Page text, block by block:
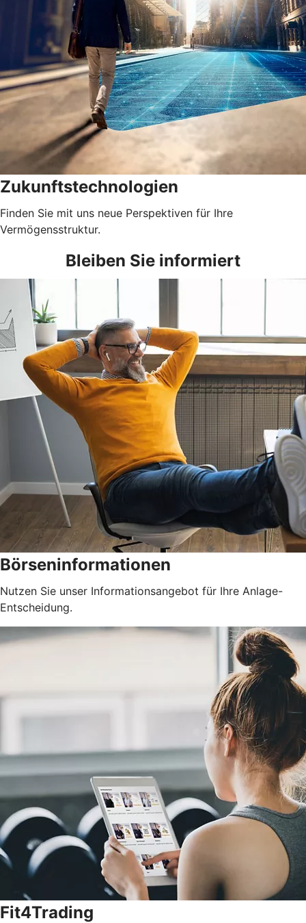
Zukunftstechnologien
Finden Sie mit uns neue Perspektiven für Ihre
Vermögensstruktur.
Bleiben Sie informiert
Börseninformationen
Nutzen Sie unser Informationsangebot für Ihre Anlage-
Entscheidung.
Fit4Trading